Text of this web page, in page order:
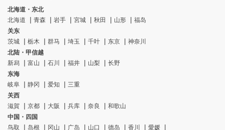
北海道・东北
北海道
青森 岩手 宮城 秋田 山形
福岛
关东
茨城
栃木 群马 埼玉 千叶 东京
神奈川
北陆・甲信越
新舄
富山 石川 福井 山梨
长野
东海
岐阜
静冈 爱知
三重
关西
滋賀
京都 大阪 兵库 奈良
和歌山
中国・四国
鸟取
岛根 冈山 广岛 山口 德岛 香川
愛媛